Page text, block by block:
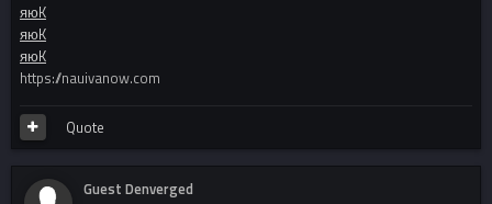
яюK
яюK
яюK
https://nauivanow.com
Quote
Guest Denverged